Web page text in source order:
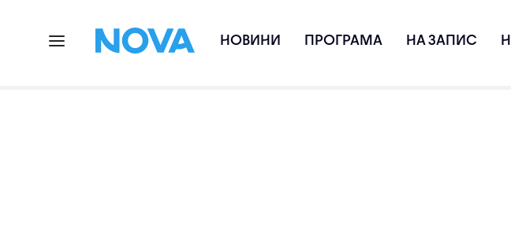
НОВИНИ ПРОГРАМА НА ЗАПИС